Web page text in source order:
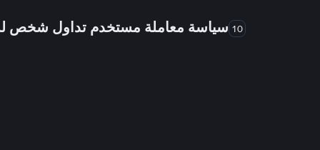
10 سياسة معاملة مستخدم تداول